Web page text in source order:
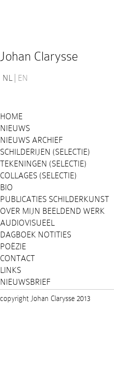
Johan Clarysse
NL EN
HOME
NIEUWS
NIEUWS ARCHIEF
SCHILDERIJEN (SELECTIE)
TEKENINGEN (SELECTIE)
COLLAGES (SELECTIE)
BIO
PUBLICATIES SCHILDERKUNST
OVER MIJN BEELDEND WERK
AUDIOVISUEEL
DAGBOEK NOTITIES
POËZIE
CONTACT
LINKS
NIEUWSBRIEF
copyright Johan Clarysse 2013